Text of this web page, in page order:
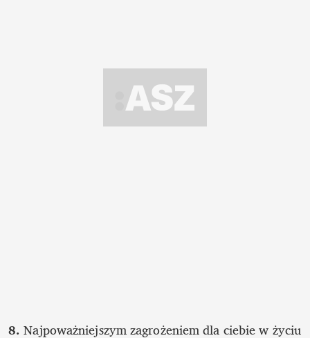
8. Najpoważniejszym zagrożeniem dla ciebie w życiu